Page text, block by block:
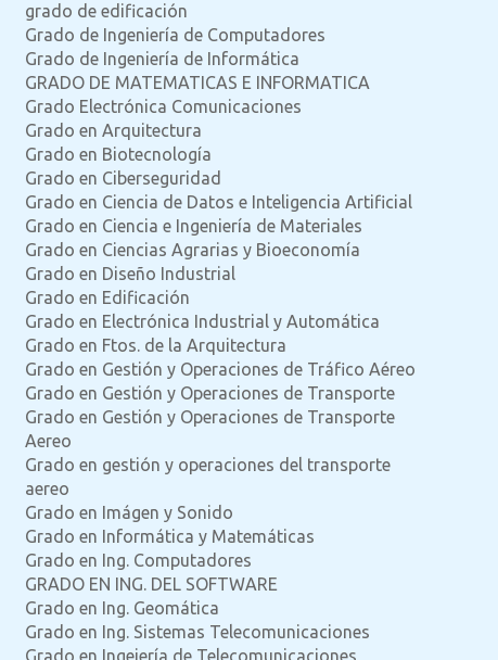
grado de edificación
Grado de Ingeniería de Computadores
Grado de Ingeniería de Informática
GRADO DE MATEMATICAS E INFORMATICA
Grado Electrónica Comunicaciones
Grado en Arquitectura
Grado en Biotecnología
Grado en Ciberseguridad
Grado en Ciencia de Datos e Inteligencia Artificial
Grado en Ciencia e Ingeniería de Materiales
Grado en Ciencias Agrarias y Bioeconomía
Grado en Diseño Industrial
Grado en Edificación
Grado en Electrónica Industrial y Automática
Grado en Ftos. de la Arquitectura
Grado en Gestión y Operaciones de Tráfico Aéreo
Grado en Gestión y Operaciones de Transporte
Grado en Gestión y Operaciones de Transporte
Aereo
Grado en gestión y operaciones del transporte
aereo
Grado en Imágen y Sonido
Grado en Informática y Matemáticas
Grado en Ing. Computadores
GRADO EN ING. DEL SOFTWARE
Grado en Ing. Geomática
Grado en Ing. Sistemas Telecomunicaciones
Grado en Ingeiería de Telecomunicaciones